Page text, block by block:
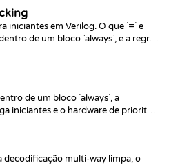
iniciantes em Verilog. O que `=` e
de um bloco `always`, e a regra
de um bloco `always`, a
iniciantes e o hardware de priority-
decodificação multi-way limpa, o